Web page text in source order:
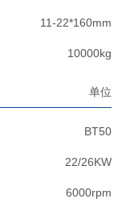
11-22*160mm
10000kg
单位
BT50
22/26KW
6000rpm